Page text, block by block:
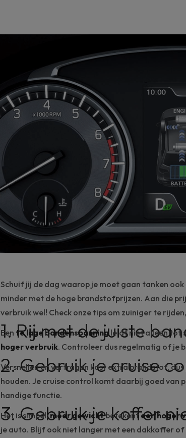
Schuif jij de dag waarop je moet gaan tanken
minder met de hoge brandstofprijzen. Aan die
verbruik wel! Check onze tips om zuiniger te
1. Rij met de juiste
Een te lagebandenspanningleidt niet alleen tot
hoger verbruik. Controleer dus regelmatig of je
2. Gebruik je cruise
Versnellen en vertragen kost extra brandstof, dus
houden. Je cruise control komt daarbij goed van
handige functie.
3. Gebruik je koffer
Het is simpel:meer gewichtbetekenteen hoger
je auto. Blijf ook niet langer met een dakkoffer